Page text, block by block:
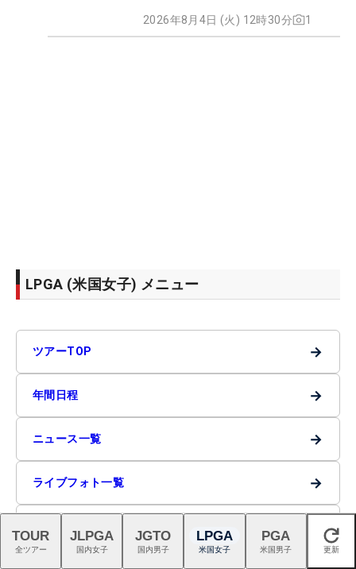
2026年8月4日 (火) 12時30分 1
LPGA (米国女子) メニュー
ツアーTOP →
年間日程 →
ニュース一覧 →
ライブフォト一覧 →
閉じる
TOUR
全ツアー
JLPGA
国内女子
JGTO
国内男子
LPGA
米国女子
PGA
米国男子 更新